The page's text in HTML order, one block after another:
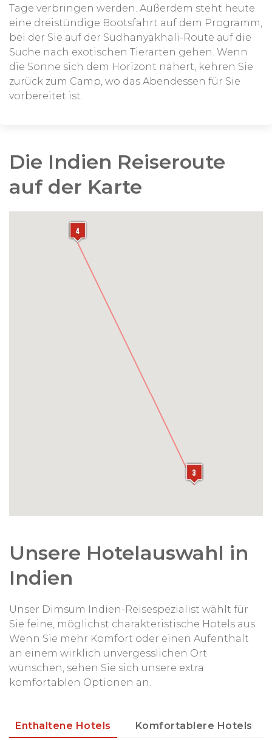
Tage verbringen werden. Außerdem steht heute
eine dreistündige Bootsfahrt auf dem Programm,
bei der Sie auf der Sudhanyakhali-Route auf die
Suche nach exotischen Tierarten gehen. Wenn
die Sonne sich dem Horizont nähert, kehren Sie
zurück zum Camp, wo das Abendessen für Sie
vorbereitet ist.
Die Indien Reiseroute
auf der Karte
Unsere Hotelauswahl in
Indien
Unser Dimsum Indien-Reisespezialist wählt für
Sie feine, möglichst charakteristische Hotels aus.
Wenn Sie mehr Komfort oder einen Aufenthalt
an einem wirklich unvergesslichen Ort
wünschen, sehen Sie sich unsere extra
komfortablen Optionen an.
Enthaltene Hotels Komfortablere Hotels